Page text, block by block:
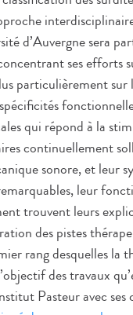
d’Auvergne sera
ses efforts
particulièrement
qui répond à la
continuellement
sonore, et leur
leur
trouvent leurs
des pistes
rang desquelles la
des travaux
Pasteur avec ses